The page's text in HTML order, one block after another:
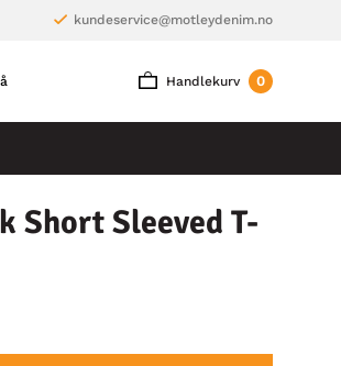
kundeservice@motleydenim.no
Handlekurv 0
Short Sleeved T-